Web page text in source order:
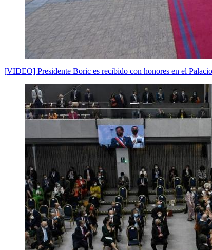
[VIDEO] Presidente Boric es recibido con honores en el